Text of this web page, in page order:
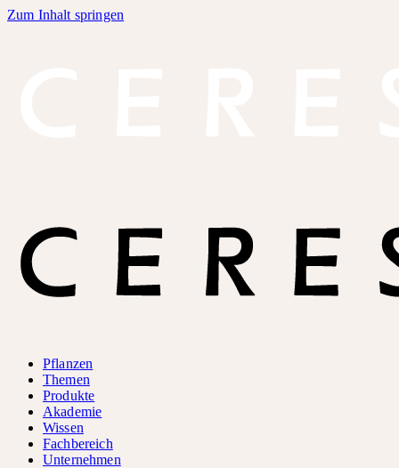
Zum Inhalt springen
Pflanzen
Themen
Produkte
Akademie
Wissen
Fachbereich
Unternehmen